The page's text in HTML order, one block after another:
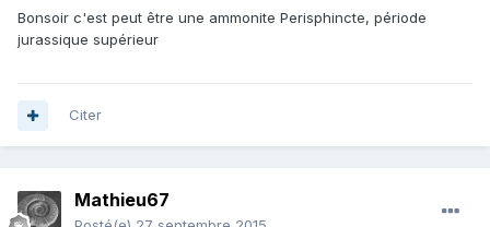
Bonsoir c'est peut être une ammonite Perisphincte, période
jurassique supérieur
Citer
Mathieu67